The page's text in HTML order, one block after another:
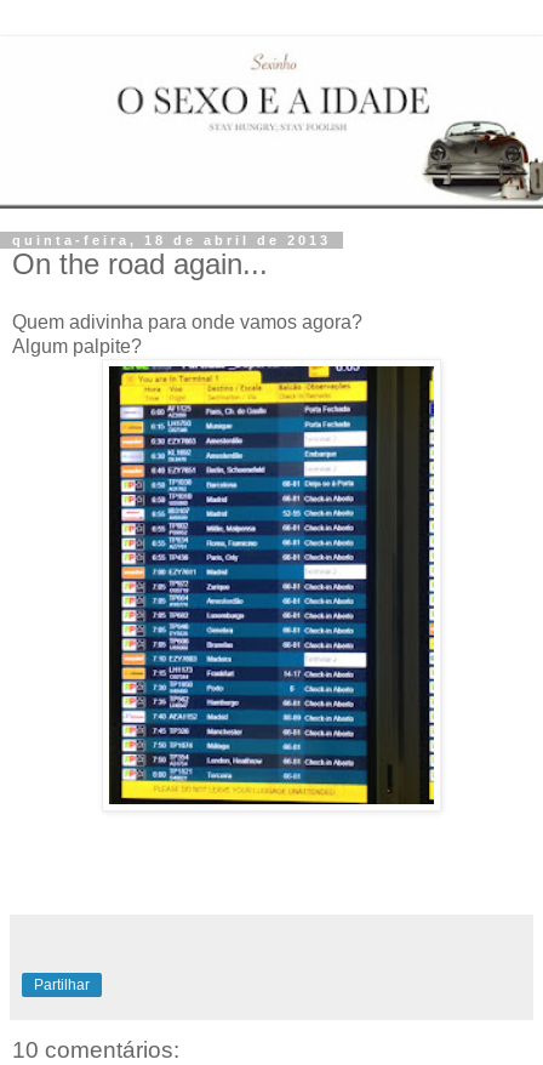
quinta-feira, 18 de abril de 2013
On the road again...
Quem adivinha para onde vamos agora?
Algum palpite?
Partilhar
10 comentários: